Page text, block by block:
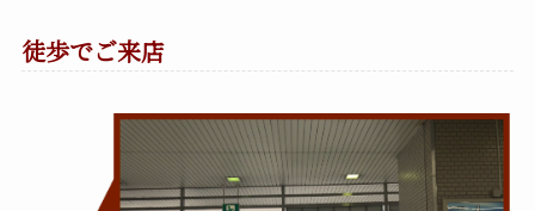
徒歩でご来店